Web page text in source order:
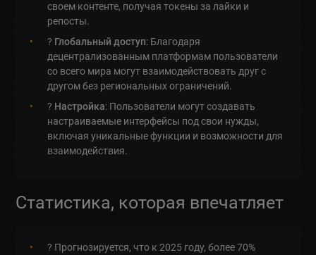
своем контенте, получая токены за лайки и
репосты.
? Глобальный доступ: Благодаря
децентрализованным платформам пользователи
со всего мира могут взаимодействовать друг с
другом без региональных ограничений.
?️ Настройка: Пользователи могут создавать
настраиваемые интерфейсы под свои нужды,
включая уникальные функции и возможности для
взаимодействия.
Статистика, которая впечатляет
? Прогнозируется, что к 2025 году, более 70%